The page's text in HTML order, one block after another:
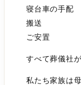
寝台車の手配
搬送
ご安置
すべて葬儀社
私たち家族は